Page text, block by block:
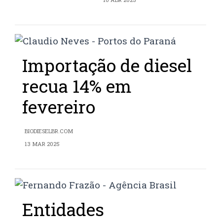
Importação de diesel
recua 14% em
fevereiro
BIODIESELBR.COM
13 MAR 2025
Entidades